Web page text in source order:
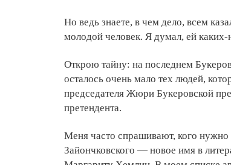
Но ведь знаете, в чем дело, всем
молодой человек. Я думал, ей каких-
Открою тайну: на последнем
осталось очень мало тех людей,
председателя Жюри Букеровской
претендента.
Меня часто спрашивают, кого нужно
Зайончковского — новое имя в